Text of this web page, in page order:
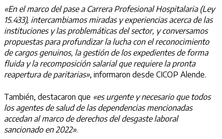
«En el marco del pase a Carrera Profesional Hospitalaria (Ley
15.433), intercambiamos miradas y experiencias acerca de las
instituciones y las problemáticas del sector, y conversamos
propuestas para profundizar la lucha con el reconocimiento
de cargos genuinos, la gestión de los expedientes de forma
fluida y la recomposición salarial que requiere la pronta
reapertura de paritarias», informaron desde CICOP Alende.
También, destacaron que «es urgente y necesario que todos
los agentes de salud de las dependencias mencionadas
accedan al marco de derechos del desgaste laboral
sancionado en 2022».